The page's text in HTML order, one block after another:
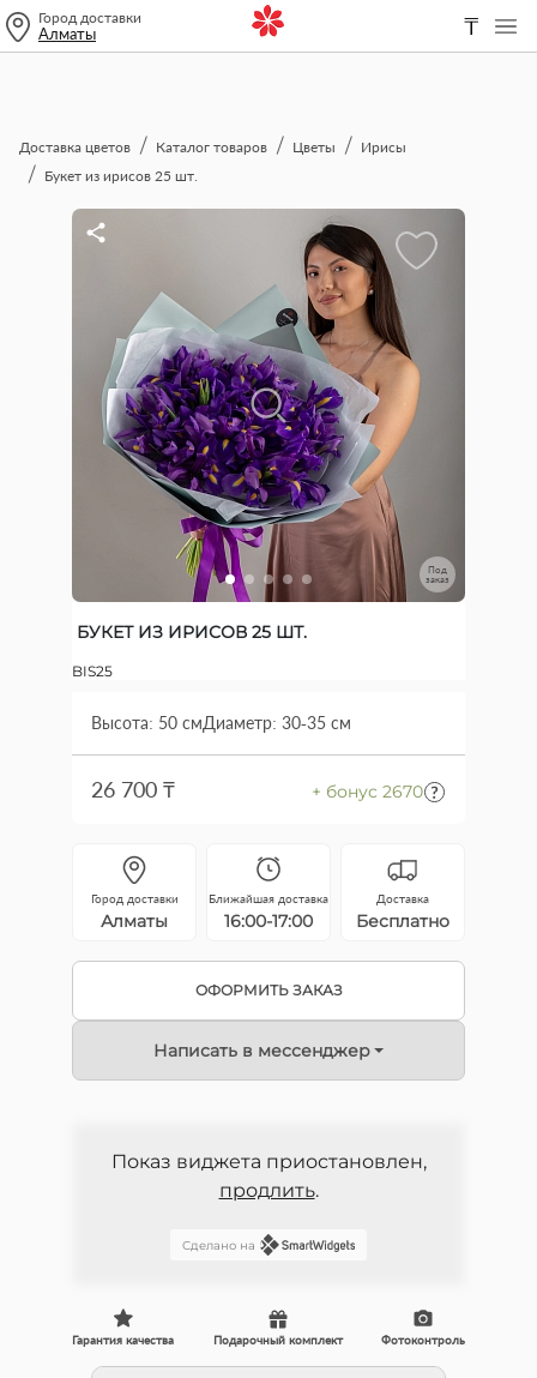
Город доставки
Алматы ₸
Доставка цветов Каталог товаров Цветы
Ирисы
Букет из ирисов 25 шт.
Под
заказ
БУКЕТ ИЗ ИРИСОВ 25 ШТ.
BIS25
Высота: 50 смДиаметр: 30-35 см
26 700 ₸ + бонус 2670
Город доставки
Алматы
Ближайшая доставка
16:00-17:00
Доставка
Бесплатно
ОФОРМИТЬ ЗАКАЗ
Написать в мессенджер
Показ виджета приостановлен,
продлить.
Сделано на
Гарантия качества Фотоконтроль
Подарочный комплект